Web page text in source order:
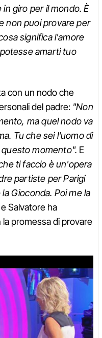
giro per il mondo. È
non puoi provare per
significa l'amore
amarti tuo
con un nodo che
del padre: "Non
ma quel nodo va
Tu che sei l'uomo di
questo momento". E
ti faccio è un'opera
partiste per Parigi
Gioconda. Poi me la
Salvatore ha
promessa di provare